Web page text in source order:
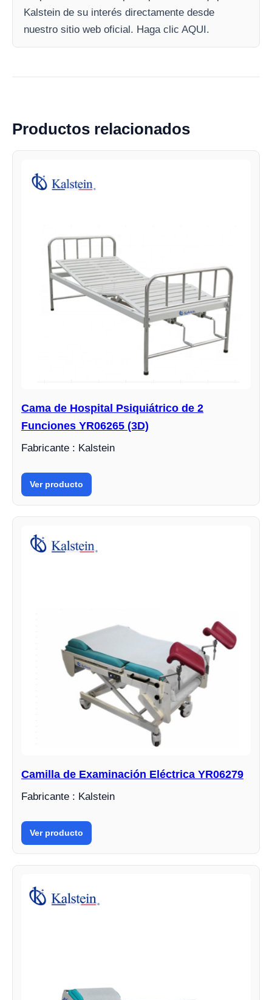
Kalstein de su interés directamente desde
nuestro sitio web oficial. Haga clic AQUI.
Productos relacionados
Cama de Hospital Psiquiátrico de 2
Funciones YR06265 (3D)
Fabricante : Kalstein
Ver producto
Camilla de Examinación Eléctrica YR06279
Fabricante : Kalstein
Ver producto